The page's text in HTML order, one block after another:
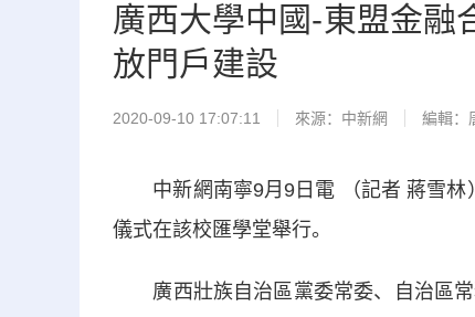
廣西大學中國-東盟金融
放門戶建設
2020-09-10 17:07:11 來源： 中新網 編輯：
中新網南寧9月9日電 （記者 蔣雪林
儀式在該校匯學堂舉行。
廣西壯族自治區黨委常委、自治區常